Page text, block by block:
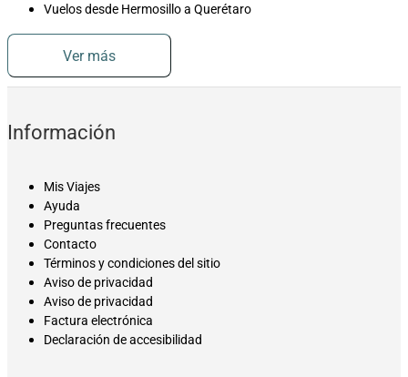
Vuelos desde Hermosillo a Querétaro
Ver más
Información
Mis Viajes
Ayuda
Preguntas frecuentes
Contacto
Términos y condiciones del sitio
Aviso de privacidad
Aviso de privacidad
Factura electrónica
Declaración de accesibilidad